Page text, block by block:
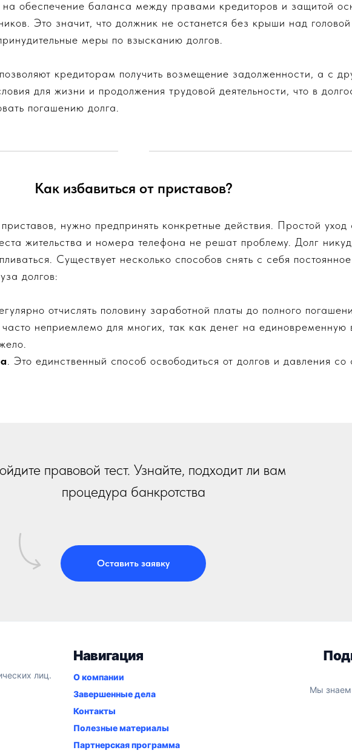
на обеспечение баланса между правами кредиторов и защитой
Это значит, что должник не останется без крыши над
меры по взысканию долгов.
кредиторам получить возмещение задолженности, а с
для жизни и продолжения трудовой деятельности, что в
погашению долга.
Как избавиться от приставов?
нужно предпринять конкретные действия. Простой уход
жительства и номера телефона не решат проблему. Долг
Существует несколько способов снять с себя
долгов:
отчислять половину заработной платы до полного
неприемлемо для многих, так как денег на единовременную
. Это единственный способ освободиться от долгов и давления со
правовой тест. Узнайте, подходит ли вам
процедура банкротства
Оставить заявку
лиц.
Навигация
О компании
Завершенные дела
Контакты
Полезные материалы
Партнерская программа
Мы знаем